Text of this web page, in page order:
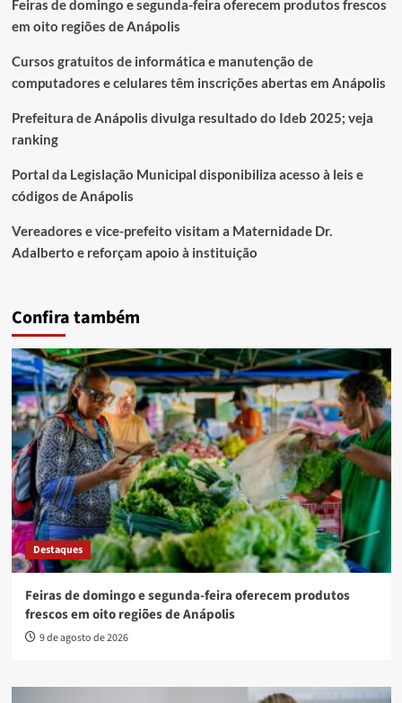
Feiras de domingo e segunda-feira oferecem produtos frescos
em oito regiões de Anápolis
Cursos gratuitos de informática e manutenção de
computadores e celulares têm inscrições abertas em Anápolis
Prefeitura de Anápolis divulga resultado do Ideb 2025; veja
ranking
Portal da Legislação Municipal disponibiliza acesso à leis e
códigos de Anápolis
Vereadores e vice-prefeito visitam a Maternidade Dr.
Adalberto e reforçam apoio à instituição
Confira também
Destaques
Feiras de domingo e segunda-feira oferecem produtos
frescos em oito regiões de Anápolis
9 de agosto de 2026